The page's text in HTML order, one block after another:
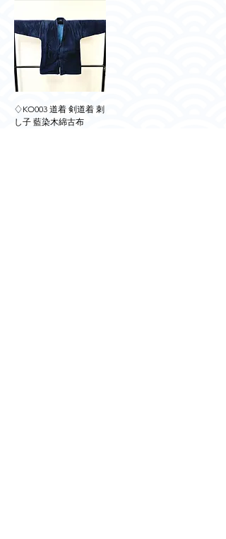
♢KO003 道着 剣道着 刺
し子 藍染木綿古布